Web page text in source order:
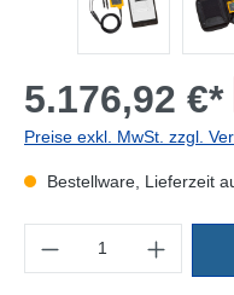
5.176,92 €*
Preise exkl. MwSt. zzgl.
Bestellware, Lieferzeit